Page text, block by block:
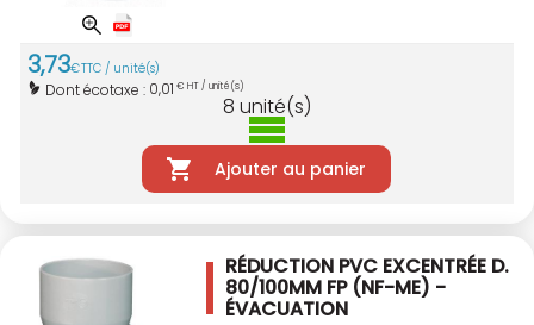
3,73€TTC / unité(s)
Dont écotaxe : 0,01 € HT / unité(s)
8 unité(s)
Ajouter au panier
RÉDUCTION PVC EXCENTRÉE D.
80/100MM FP (NF-ME) -
ÉVACUATION